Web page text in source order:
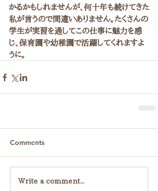
かるかもしれませんが、何十年も続けてきた
私が言うので間違いありません。たくさんの
学生が実習を通してこの仕事に魅力を感
じ、保育園や幼稚園で活躍してくれますよ
うに。
Comments
Write a comment...